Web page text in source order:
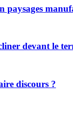
paysages
devant le
discours ?